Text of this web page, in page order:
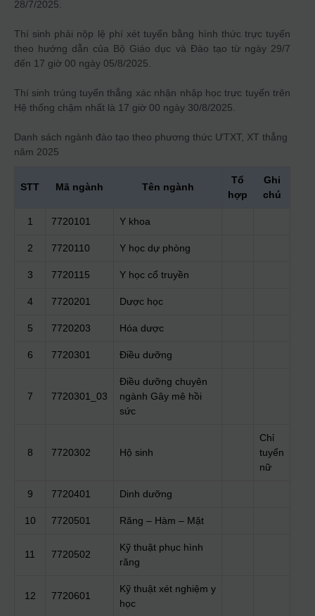
28/7/2025.
Thí sinh phải nộp lệ phí xét tuyển bằng hình thức trực tuyến
theo hướng dẫn của Bộ Giáo dục và Đào tạo từ ngày 29/7
đến 17 giờ 00 ngày 05/8/2025.
Thí sinh trúng tuyển thẳng xác nhận nhập học trực tuyến trên
Hệ thống chậm nhất là 17 giờ 00 ngày 30/8/2025.
Danh sách ngành đào tạo theo phương thức ƯTXT, XT thẳng
năm 2025
STT Mã ngành Tên ngành
Tổ
hợp
Ghi
chú
1 7720101 Y khoa
2 7720110 Y học dự phòng
3 7720115 Y học cổ truyền
4 7720201 Dược học
5 7720203 Hóa dược
6 7720301 Điều dưỡng
7 7720301_03
Điều dưỡng chuyên
ngành Gây mê hồi
sức
8 7720302 Hộ sinh
Chỉ
tuyển
nữ
9 7720401 Dinh dưỡng
10 7720501 Răng – Hàm – Mặt
11 7720502
Kỹ thuật phục hình
răng
12 7720601
Kỹ thuật xét nghiệm y
học